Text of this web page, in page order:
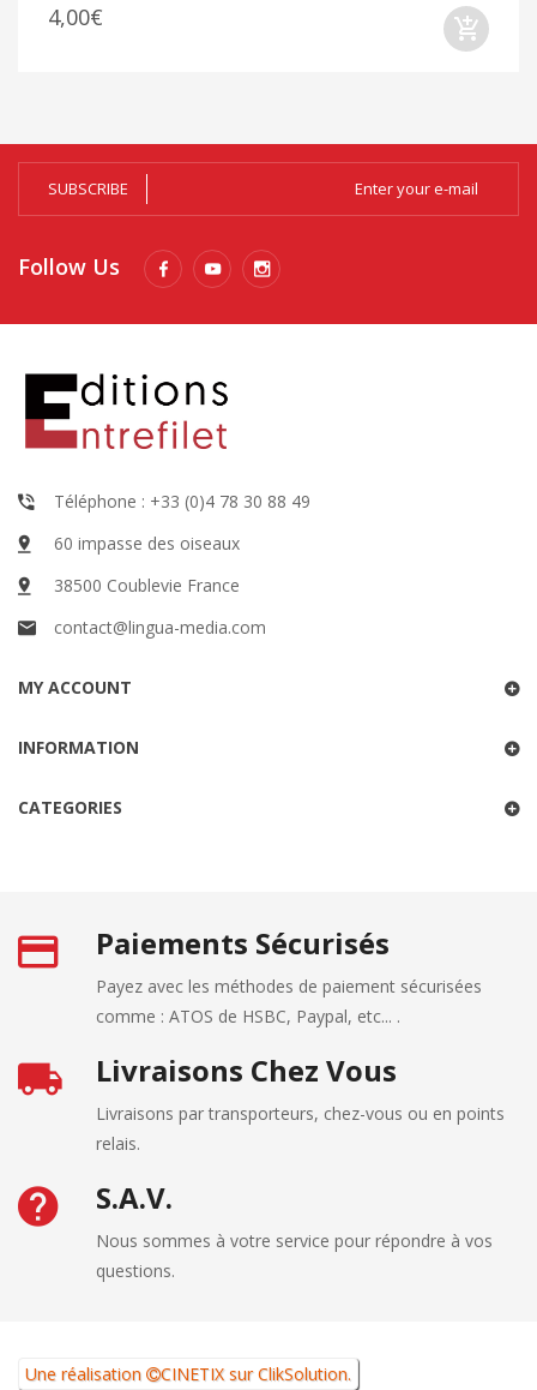
4,00€
SUBSCRIBE
Follow Us
Téléphone : +33 (0)4 78 30 88 49
60 impasse des oiseaux
38500 Coublevie France
contact@lingua-media.com
MY ACCOUNT
INFORMATION
CATEGORIES
Paiements Sécurisés
Payez avec les méthodes de paiement sécurisées
comme : ATOS de HSBC, Paypal, etc... .
Livraisons Chez Vous
Livraisons par transporteurs, chez-vous ou en points
relais.
S.A.V.
Nous sommes à votre service pour répondre à vos
questions.
Une réalisation CINETIX surClikSolution.